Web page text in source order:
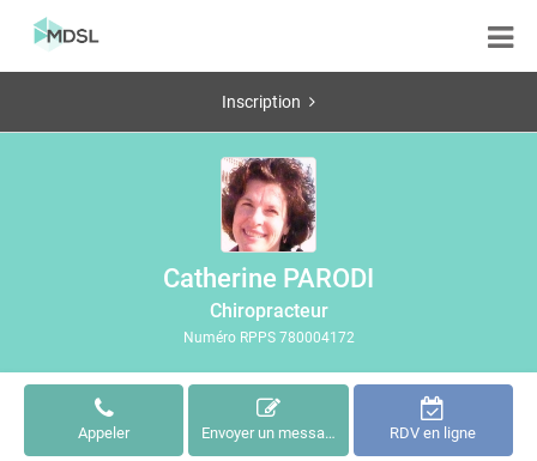
Inscription
Catherine PARODI
Chiropracteur
Numéro RPPS 780004172
Appeler Envoyer un message RDV en ligne